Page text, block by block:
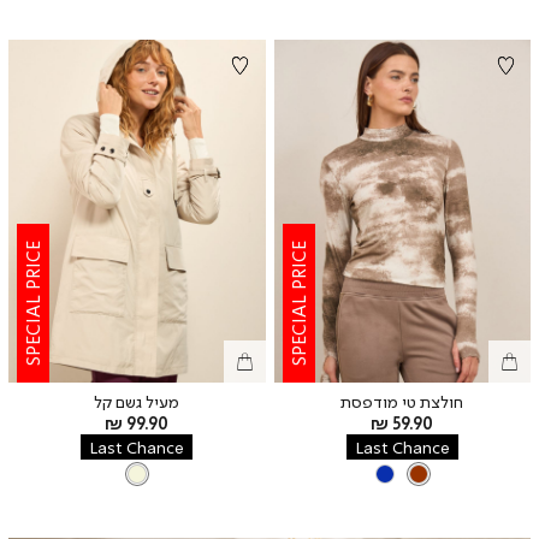
SPECIAL PRICE
חולצת טי מודפסת
מחיר
מוצר
59.90 ₪
Last Chance
צבע
BROWN
BROWN
BLUE
SPECIAL PRICE
מעיל גשם קל
מחיר
מוצר
99.90 ₪
Last Chance
צבע
BEIGE
BEIGE